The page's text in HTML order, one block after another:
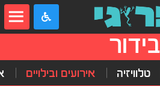
בידור
טלוויזיה אירועים ובילויים